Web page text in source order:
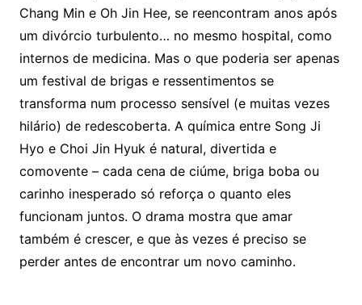
Chang Min e Oh Jin Hee, se reencontram anos após
um divórcio turbulento… no mesmo hospital, como
internos de medicina. Mas o que poderia ser apenas
um festival de brigas e ressentimentos se
transforma num processo sensível (e muitas vezes
hilário) de redescoberta. A química entre Song Ji
Hyo e Choi Jin Hyuk é natural, divertida e
comovente – cada cena de ciúme, briga boba ou
carinho inesperado só reforça o quanto eles
funcionam juntos. O drama mostra que amar
também é crescer, e que às vezes é preciso se
perder antes de encontrar um novo caminho.